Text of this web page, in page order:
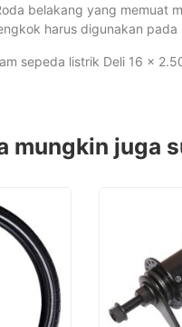
belakang yang memuat
harus digunakan pada
sepeda listrik Deli 16 x
mungkin juga